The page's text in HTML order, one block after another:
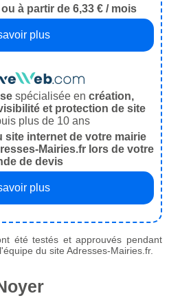
à partir de 6,33 € / mois
plus
spécialisée en création,
et protection de site
plus de 10 ans
site internet de votre mairie
Mairies.fr lors de votre
de devis
plus
été testés et approuvés pendant
du site Adresses-Mairies.fr.